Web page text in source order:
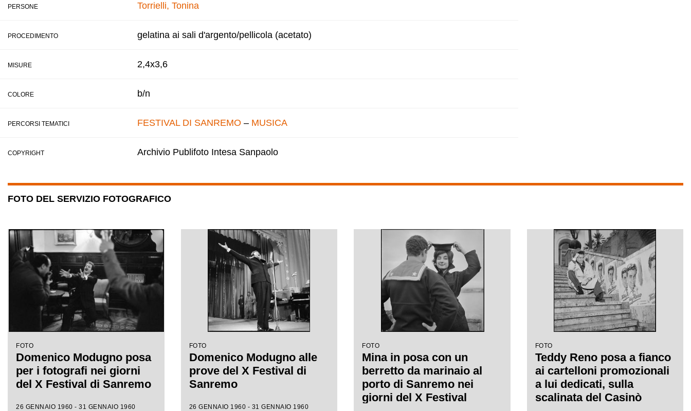
PERSONE Torrielli, Tonina
PROCEDIMENTO gelatina ai sali d'argento/pellicola (acetato)
MISURE 2,4x3,6
COLORE b/n
PERCORSI TEMATICI FESTIVAL DI SANREMO – MUSICA
COPYRIGHT Archivio Publifoto Intesa Sanpaolo
FOTO DEL SERVIZIO FOTOGRAFICO
FOTO
Domenico Modugno posa
per i fotografi nei giorni
del X Festival di Sanremo
26 GENNAIO 1960 - 31 GENNAIO 1960
FOTO
Domenico Modugno alle
prove del X Festival di
Sanremo
26 GENNAIO 1960 - 31 GENNAIO 1960
FOTO
Mina in posa con un
berretto da marinaio al
porto di Sanremo nei
giorni del X Festival
FOTO
Teddy Reno posa a fianco
ai cartelloni promozionali
a lui dedicati, sulla
scalinata del Casinò